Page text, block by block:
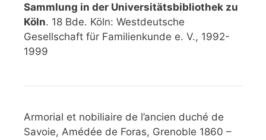
Sammlung in der Universitätsbibliothek zu
Köln. 18 Bde. Köln: Westdeutsche
Gesellschaft für Familienkunde e. V., 1992-
1999
Armorial et nobiliaire de l’ancien duché de
Savoie, Amédée de Foras, Grenoble 1860 –